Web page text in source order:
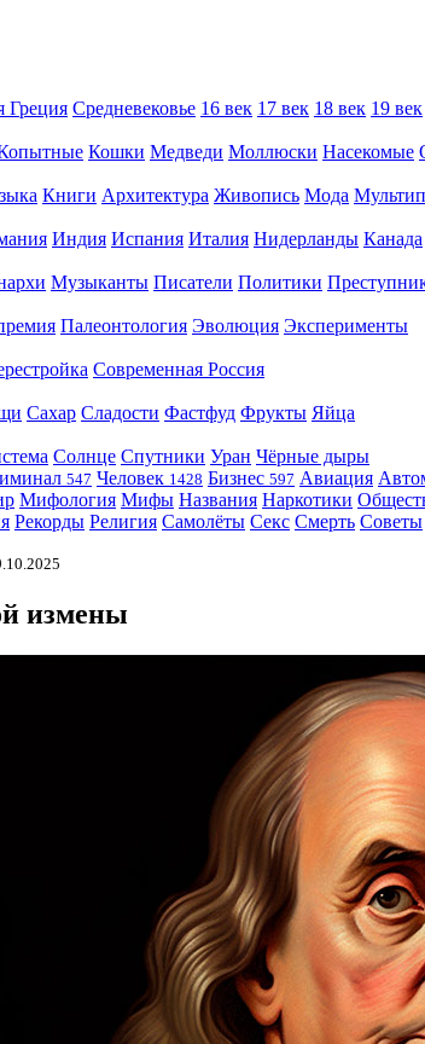
Греция Средневековье 16 век 17 век 18 век 19 век
Кошки Медведи Моллюски Насекомые
Книги Архитектура Живопись Мода
Индия Испания Италия Нидерланды Канада
Музыканты Писатели Политики
Палеонтология Эволюция Эксперименты
Современная Россия
Сахар Сладости Фастфуд Фрукты Яйца
Солнце Спутники Уран Чёрные дыры
547 Человек 1428 Бизнес 597 Авиация
Мифология Мифы Названия Наркотики
Рекорды Религия Самолёты Секс Смерть Советы
измены